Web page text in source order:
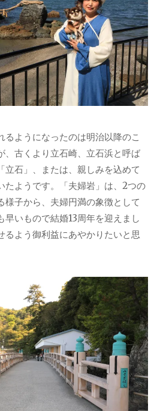
るようになったのは明治以降のこ
、古くより立石崎、立石浜と呼ば
立石」、または、親しみを込めて
たようです。「夫婦岩」は、2つの
様子から、夫婦円満の象徴として
早いもので結婚13周年を迎えまし
るよう御利益にあやかりたいと思